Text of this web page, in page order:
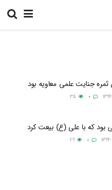
ثمره جنایت علمی معاویه بود
بود که با علی (ع) بیعت کرد